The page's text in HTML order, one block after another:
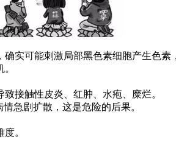
可能刺激局部黑色素细胞产生色素
接触性皮炎、红肿、水疱、糜烂。
急剧扩散，这是危险的后果。
。